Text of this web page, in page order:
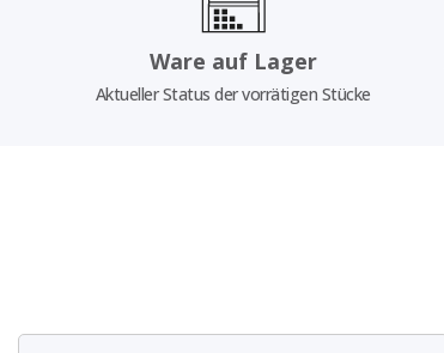
Ware auf Lager
Aktueller Status der vorrätigen Stücke